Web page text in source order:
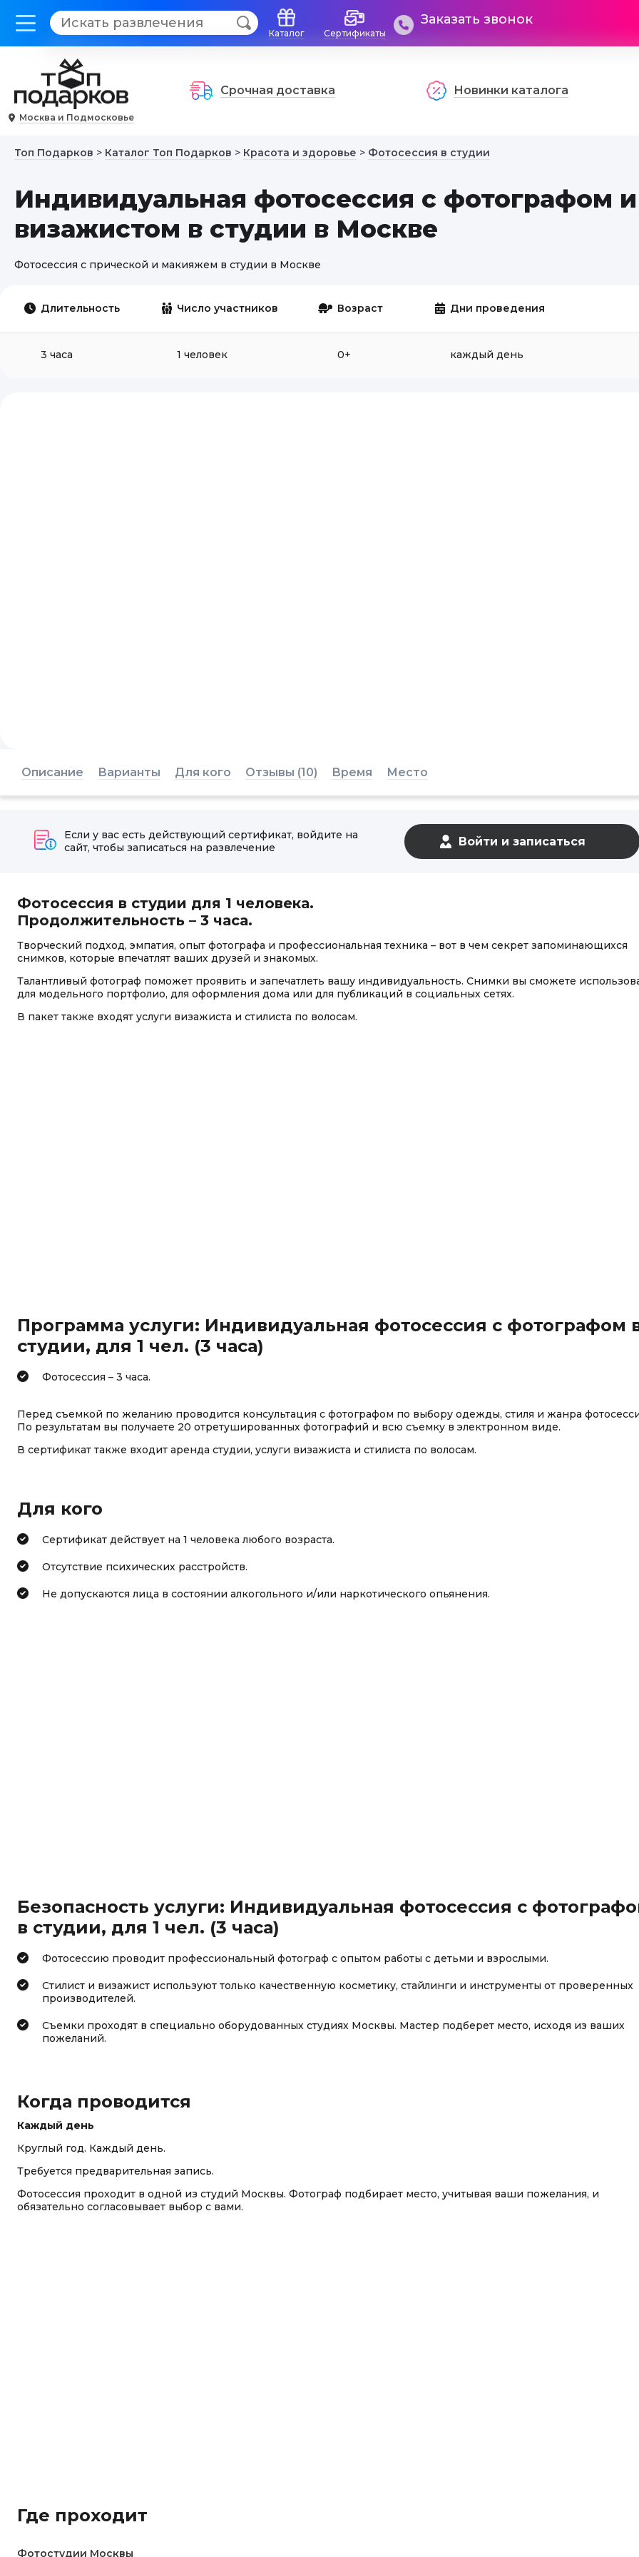
Каталог Сертификаты
Заказать звонок
Москва и Подмосковье
Срочная доставка Новинки каталога
Топ Подарков > Каталог Топ Подарков > Красота и здоровье > Фотосессия в студии
Индивидуальная фотосессия с фотографом и
визажистом в студии в Москве
Фотосессия с прической и макияжем в студии в Москве
Длительность Число участников Возраст Дни проведения
3 часа 1 человек 0+ каждый день
Описание Варианты Для кого Отзывы (10) Время Место
Если у вас есть действующий сертификат, войдите на
сайт, чтобы записаться на развлечение
Фотосессия в студии для 1 человека.
Продолжительность – 3 часа.
Творческий подход, эмпатия, опыт фотографа и профессиональная техника – вот в чем секрет запоминающихся
снимков, которые впечатлят ваших друзей и знакомых.
Талантливый фотограф поможет проявить и запечатлеть вашу индивидуальность. Снимки вы сможете
для модельного портфолио, для оформления дома или для публикаций в социальных сетях.
В пакет также входят услуги визажиста и стилиста по волосам.
Программа услуги: Индивидуальная фотосессия с фотографом
студии, для 1 чел. (3 часа)
Фотосессия – 3 часа.
Перед съемкой по желанию проводится консультация с фотографом по выбору одежды, стиля и жанра
По результатам вы получаете 20 отретушированных фотографий и всю съемку в электронном виде.
В сертификат также входит аренда студии, услуги визажиста и стилиста по волосам.
Для кого
Сертификат действует на 1 человека любого возраста.
Отсутствие психических расстройств.
Не допускаются лица в состоянии алкогольного и/или наркотического опьянения.
Безопасность услуги: Индивидуальная фотосессия с
в студии, для 1 чел. (3 часа)
Фотосессию проводит профессиональный фотограф с опытом работы с детьми и взрослыми.
Стилист и визажист используют только качественную косметику, стайлинги и инструменты от проверенных
производителей.
Съемки проходят в специально оборудованных студиях Москвы. Мастер подберет место, исходя из ваших
пожеланий.
Когда проводится
Каждый день
Круглый год. Каждый день.
Требуется предварительная запись.
Фотосессия проходит в одной из студий Москвы. Фотограф подбирает место, учитывая ваши пожелания, и
обязательно согласовывает выбор с вами.
Где проходит
Фотостудии Москвы